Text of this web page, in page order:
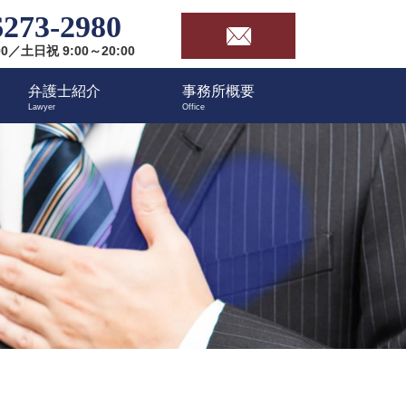
2980
／土日祝 9:00～20:00
弁護士紹介 事務所概要